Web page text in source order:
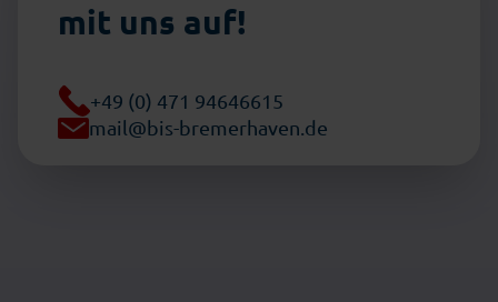
mit uns auf!
+49 (0) 471 94646615
mail@bis-bremerhaven.de